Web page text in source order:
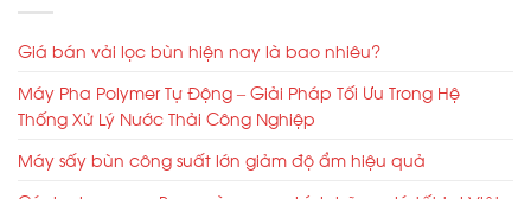
Giá bán vải lọc bùn hiện nay là bao nhiêu?
Máy Pha Polymer Tự Động – Giải Pháp Tối Ưu Trong Hệ
Thống Xử Lý Nước Thải Công Nghiệp
Máy sấy bùn công suất lớn giảm độ ẩm hiệu quả